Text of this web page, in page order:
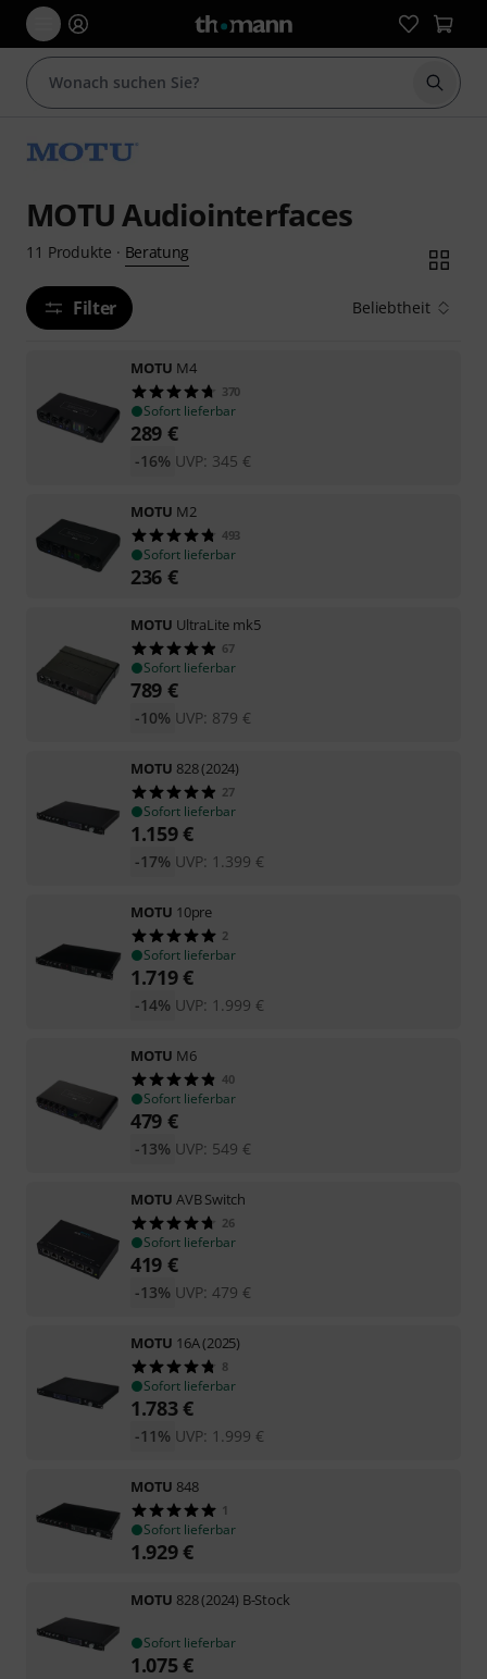
Suche
MOTU Audiointerfaces
11 Produkte · Beratung
Filter Beliebtheit
MOTU M4
370
Sofort lieferbar
289 €
UVP: 345 €
-16%
MOTU M2
493
Sofort lieferbar
236 €
MOTU UltraLite mk5
67
Sofort lieferbar
789 €
UVP: 879 €
-10%
MOTU 828 (2024)
27
Sofort lieferbar
1.159€
UVP: 1.399 €
-17%
MOTU 10pre
2
Sofort lieferbar
1.719€
UVP: 1.999 €
-14%
MOTU M6
40
Sofort lieferbar
479 €
UVP: 549 €
-13%
MOTU AVB Switch
26
Sofort lieferbar
419 €
UVP: 479 €
-13%
MOTU 16A (2025)
8
Sofort lieferbar
1.783€
UVP: 1.999 €
-11%
MOTU 848
1
Sofort lieferbar
1.929€
MOTU 828 (2024) B-Stock
Sofort lieferbar
1.075€